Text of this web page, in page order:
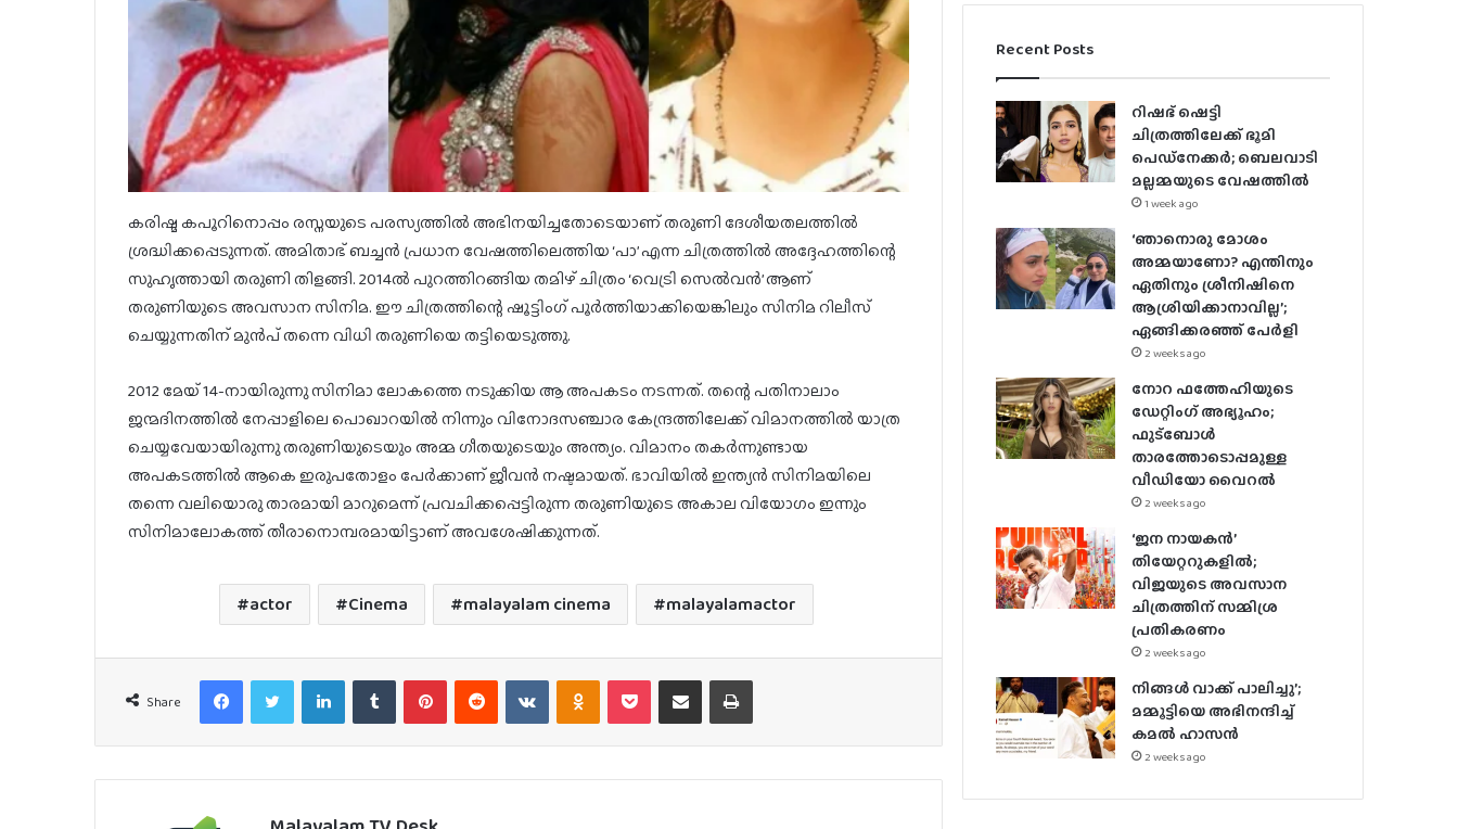
കരിഷ്മ കപൂറിനൊപ്പം രസ്നയുടെ പരസ്യത്തിൽ അഭിനയിച്ചതോടെയാണ് തരുണി ദേശീയതലത്തിൽ
ശ്രദ്ധിക്കപ്പെടുന്നത്. അമിതാഭ് ബച്ചൻ പ്രധാന വേഷത്തിലെത്തിയ ‘പാ’ എന്ന ചിത്രത്തിൽ അദ്ദേഹത്തിന്റെ
സുഹൃത്തായി തരുണി തിളങ്ങി. 2014ൽ പുറത്തിറങ്ങിയ തമിഴ് ചിത്രം ‘വെട്രി സെൽവൻ’ ആണ്
തരുണിയുടെ അവസാന സിനിമ. ഈ ചിത്രത്തിന്റെ ഷൂട്ടിംഗ് പൂർത്തിയാക്കിയെങ്കിലും സിനിമ റിലീസ്
ചെയ്യുന്നതിന് മുൻപ് തന്നെ വിധി തരുണിയെ തട്ടിയെടുത്തു.
2012 മേയ് 14-നായിരുന്നു സിനിമാ ലോകത്തെ നടുക്കിയ ആ അപകടം നടന്നത്. തന്റെ പതിനാലാം
ജന്മദിനത്തിൽ നേപ്പാളിലെ പൊഖാറയിൽ നിന്നും വിനോദസഞ്ചാര കേന്ദ്രത്തിലേക്ക് വിമാനത്തിൽ യാത്ര
ചെയ്യവേയായിരുന്നു തരുണിയുടെയും അമ്മ ഗീതയുടെയും അന്ത്യം. വിമാനം തകർന്നുണ്ടായ
അപകടത്തിൽ ആകെ ഇരുപതോളം പേർക്കാണ് ജീവൻ നഷ്ടമായത്. ഭാവിയിൽ ഇന്ത്യൻ സിനിമയിലെ
തന്നെ വലിയൊരു താരമായി മാറുമെന്ന് പ്രവചിക്കപ്പെട്ടിരുന്ന തരുണിയുടെ അകാല വിയോഗം ഇന്നും
സിനിമാലോകത്ത് തീരാനൊമ്പരമായിട്ടാണ് അവശേഷിക്കുന്നത്.
actor Cinema malayalam cinema malayalamactor
Share
FacebookTwitter LinkedInTumblr PinterestReddit VKontakteOdnoklassniki
Pocket Share via Email Print
Recent Posts
റിഷഭ് ഷെട്ടി
ചിത്രത്തിലേക്ക് ഭൂമി
പെഡ്‌നേക്കർ; ബെലവാടി
മല്ലമ്മയുടെ വേഷത്തിൽ
1 week ago
‘ഞാനൊരു മോശം
അമ്മയാണോ? എന്തിനും
ഏതിനും ശ്രീനിഷിനെ
ആശ്രിയിക്കാനാവില്ല’;
ഏങ്ങിക്കരഞ്ഞ് പേർളി
2 weeks ago
നോറ ഫത്തേഹിയുടെ
ഡേറ്റിംഗ് അഭ്യൂഹം;
ഫുട്ബോൾ
താരത്തോടൊപ്പമുള്ള
വീഡിയോ വൈറൽ
2 weeks ago
‘ജന നായകൻ’
തിയേറ്ററുകളിൽ;
വിജയുടെ അവസാന
ചിത്രത്തിന് സമ്മിശ്ര
പ്രതികരണം
2 weeks ago
നിങ്ങൾ വാക്ക് പാലിച്ചു’;
മമ്മൂട്ടിയെ അഭിനന്ദിച്ച്
കമൽ ഹാസൻ
2 weeks ago